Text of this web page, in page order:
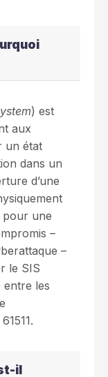
) est
aux
un état
dans un
d’une
pour une
–
–
le SIS
entre les
il